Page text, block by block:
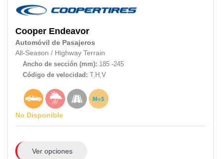
Cooper Endeavor
Automóvil de Pasajeros
All-Season / Highway Terrain
Ancho de sección (mm): 185 -245
Código de velocidad: T,H,V
No Disponible
Ver opciones